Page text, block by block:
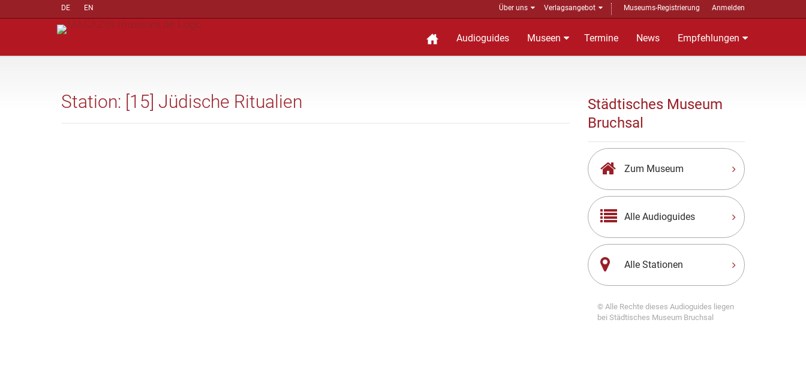
DE EN Über uns Verlagsangebot Museums-Registrierung Anmelden
Audioguides Museen Termine News Empfehlungen
Station: [15] Jüdische Ritualien
Städtisches Museum
Bruchsal
Zum Museum
Alle Audioguides
Alle Stationen
© Alle Rechte dieses Audioguides liegen
bei Städtisches Museum Bruchsal